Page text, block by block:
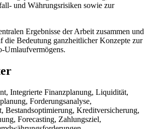
und Währungsrisiken sowie zur
Ergebnisse der Arbeit zusammen und
die Bedeutung ganzheitlicher Konzepte zur
Umlaufvermögens.
Integrierte Finanzplanung, Liquidität,
Forderungsanalyse,
Bestandsoptimierung, Kreditversicherung,
Forecasting, Zahlungsziel,